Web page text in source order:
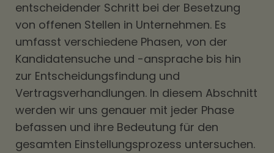
entscheidender Schritt bei der Besetzung
von offenen Stellen in Unternehmen. Es
umfasst verschiedene Phasen, von der
Kandidatensuche und -ansprache bis hin
zur Entscheidungsfindung und
Vertragsverhandlungen. In diesem Abschnitt
werden wir uns genauer mit jeder Phase
befassen und ihre Bedeutung für den
gesamten Einstellungsprozess untersuchen.